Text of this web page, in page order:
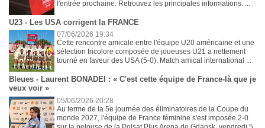
l'entrée prochaine. Retrouvez les principales informations. ...
U23 - Les USA corrigent la FRANCE
07/06/2026 19:34
Cette rencontre amicale entre l'équipe U20 américaine et une
sélection tricolore composée de joueuses U21 a nettement
tourné en faveur des USA (5-0). Match amical international ...
Bleues - Laurent BONADEI : « C'est cette équipe de France-là que je
veux voir »
05/06/2026 20:28
Au terme de la 5e journée des éliminatoires de la Coupe du
monde 2027, l'équipe de France féminine s'est imposée 2-0